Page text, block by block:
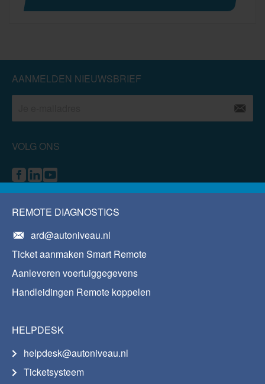
AANMELDEN NIEUWSBRIEF
VOLG ONS
REMOTE DIAGNOSTICS
ard@autoniveau.nl
Ticket aanmaken Smart Remote
Aanleveren voertuiggegevens
Handleidingen Remote koppelen
HELPDESK
helpdesk@autoniveau.nl
Ticketsysteem